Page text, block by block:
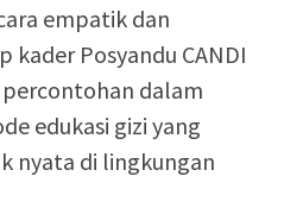
empatik dan
kader Posyandu CANDI
dalam
edukasi gizi yang
nyata di lingkungan